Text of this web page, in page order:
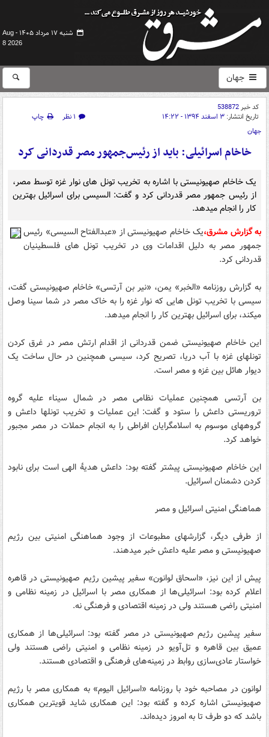
شنبه ۱۷ مرداد ۱۴۰۵ -
Aug
8 2026
جهان
کد خبر538872
تاریخ انتشار: ۳ اسفند ۱۳۹۴ - ۱۴:۲۲ ۱ نظر
چاپ
جهان
خاخام اسرائیلی: باید از رئیس‌جمهور مصر قدردانی کرد
یک خاخام صهیونیستی با اشاره به تخریب تونل های نوار غزه توسط مصر،
از رئیس جمهور مصر قدردانی کرد و گفت: السیسی برای اسرائیل بهترین
کار را انجام می‎دهد.
به گزارش مشرق،یک خاخام صهیونیستی از «عبدالفتاح السیسی» رئیس
جمهور مصر به دلیل اقدامات وی در تخریب تونل های فلسطینیان
قدردانی کرد.
به گزارش روزنامه «الخبر» یمن، «نیر بن آرتسی» خاخام صهیونیستی گفت،
سیسی با تخریب تونل هایی که نوار غزه را به خاک مصر در شما سینا وصل
می‎کند، برای اسرائیل بهترین کار را انجام می‎دهد.
این خاخام صهیونیستی ضمن قدردانی از اقدام ارتش مصر در غرق کردن
تونل‎های غزه با آب دریا، تصریح کرد، سیسی همچنین در حال ساخت یک
دیوار هائل بین غزه و مصر است.
بن آرتسی همچنین عملیات نظامی مصر در شمال سیناء علیه گروه
تروریستی داعش را ستود و گفت: این عملیات و تخریب تونل‎ها داعش و
گروه‎های موسوم به اسلامگرایان افراطی را به انجام حملات در مصر مجبور
خواهد کرد.
این خاخام صهیونیستی پیشتر گفته بود: داعش هدیۀ الهی است برای نابود
کردن دشمنان اسرائیل.
هماهنگی امنیتی اسرائیل و مصر
از طرفی دیگر، گزارش‎های مطبوعات از وجود هماهنگی امنیتی بین رژیم
صهیونیستی و مصر علیه داعش خبر می‎دهند.
پیش از این نیز، «اسحاق لوانون» سفیر پیشین رژیم صهیونیستی در قاهره
اعلام کرده بود: اسرائیلی‌ها از همکاری مصر با اسرائیل در زمینه نظامی و
امنیتی راضی هستند ولی در زمینه اقتصادی و فرهنگی نه.
سفیر پیشین رژیم صهیونیستی در مصر گفته بود: اسرائیلی‌ها از همکاری
عمیق بین قاهره و تل‌آویو در زمینه نظامی و امنیتی راضی هستند ولی
خواستار عادی‌سازی روابط در زمینه‌های فرهنگی و اقتصادی هستند.
لوانون در مصاحبه خود با روزنامه «اسرائیل الیوم» به همکاری مصر با رژیم
صهیونیستی اشاره کرده و گفته بود: این همکاری شاید قویترین همکاری
باشد که دو طرف تا به امروز دیده‌اند.